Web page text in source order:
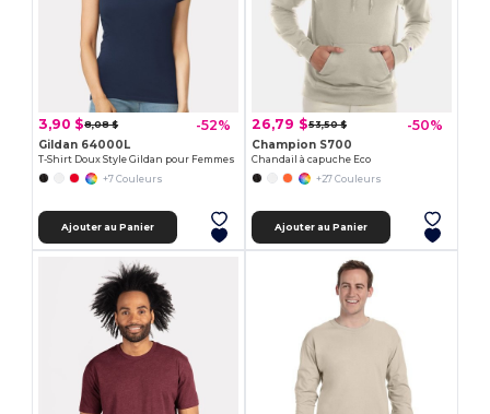
3,90 $8,08 $ -52%
Gildan 64000L
T-Shirt Doux Style Gildan pour Femmes
+7 Couleurs
Ajouter au Panier
26,79 $53,50 $ -50%
Champion S700
Chandail à capuche Eco
+27 Couleurs
Ajouter au Panier